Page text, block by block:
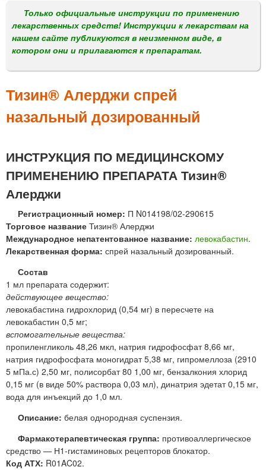
м
е
н
Только официальные инструкции по применению
лекарственных средств! Инструкции к лекарствам на
нашем сайте публикуются в неизменном виде, в
котором они и прилагаются к препаратам.
Тизин® Алерджи спрей
назальный дозированный
ИНСТРУКЦИЯ ПО МЕДИЦИНСКОМУ
ПРИМЕНЕНИЮ ПРЕПАРАТА Тизин®
Алерджи
Регистрационный номер: П N014198/02-290615
Торговое название Тизин® Алерджи
Международное непатентованное название: левокабастин.
Лекарственная форма: спрей назальный дозированный.
Состав
1 мл препарата содержит:
действующее вещество:
левокабастина гидрохлорид (0,54 мг) в пересчете на
левокабастин 0,5 мг;
вспомогательные вещества:
пропиленгликоль 48,26 мкл, натрия гидрофосфат 8,66 мг,
натрия гидрофосфата моногидрат 5,38 мг, гипромеллоза (2910
5 мПа.с) 2,50 мг, полисорбат 80 1,00 мг, бензалкония хлорид
0,15 мг (в виде 50% раствора 0,03 мл), динатрия эдетат 0,15 мг,
вода для инъекций до 1,0 мл.
Описание: белая однородная суспензия.
Фармакотерапевтическая группа: противоаллергическое
средство — Н1-гистаминовых рецепторов блокатор.
Код АТХ: R01AC02.